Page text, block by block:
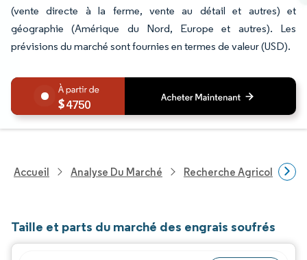
(vente directe à la ferme, vente au détail et autres) et
géographie (Amérique du Nord, Europe et autres). Les
prévisions du marché sont fournies en termes de valeur (USD).
4750
Accueil Analyse Du Marché Recherche Agricole
Taille et parts du marché des engrais soufrés